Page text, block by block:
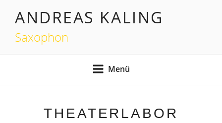
InhaltANDREAS KALING
Saxophon
Menü
THEATERLABOR